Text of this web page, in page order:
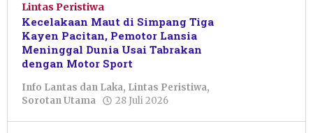
Lintas Peristiwa
Kecelakaan Maut di Simpang Tiga
Kayen Pacitan, Pemotor Lansia
Meninggal Dunia Usai Tabrakan
dengan Motor Sport
Info Lantas dan Laka, Lintas Peristiwa,
Sorotan Utama
28 Juli 2026
Shalahuddin